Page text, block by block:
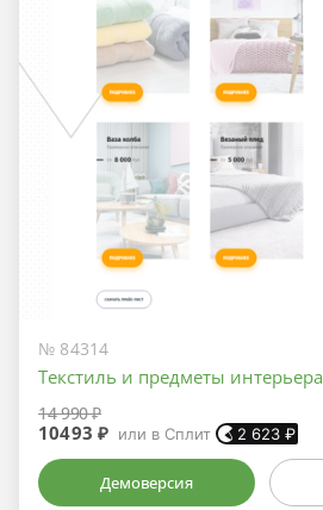
№ 84314
Текстиль и предметы интерьера
14 990 ₽
10493 ₽ или в Сплит 2 623 ₽
Демоверсия